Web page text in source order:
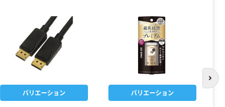
バリエーション バリエーション
次